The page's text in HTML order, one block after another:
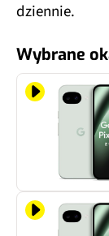
dziennie.
Wybrane